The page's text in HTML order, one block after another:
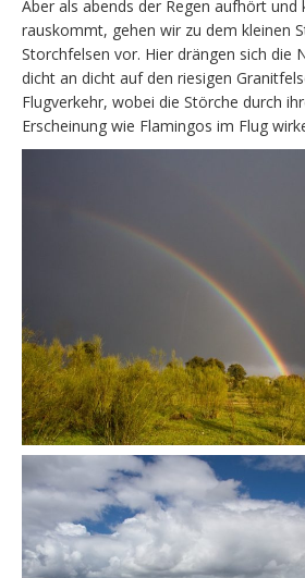
Aber als abends der Regen aufhört und
rauskommt, gehen wir zu dem kleinen
Storchfelsen vor. Hier drängen sich die
dicht an dicht auf den riesigen
Flugverkehr, wobei die Störche durch
Erscheinung wie Flamingos im Flug